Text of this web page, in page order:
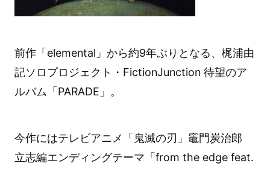
前作「elemental」から約9年ぶりとなる、梶浦由
記ソロプロジェクト・FictionJunction 待望のア
ルバム「PARADE」。
今作にはテレビアニメ「鬼滅の刃」竈門炭治郎
立志編エンディングテーマ「from the edge feat.